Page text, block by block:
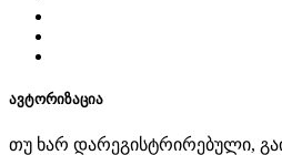
ავტორიზაცია
თუ ხარ დარეგისტრირებული,